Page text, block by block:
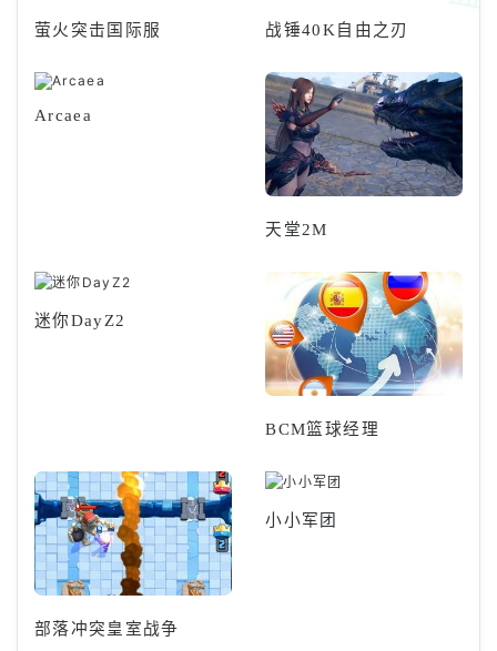
萤火突击国际服 战锤40K自由之刃
Arcaea
天堂2M
迷你DayZ2
BCM篮球经理
部落冲突皇室战争
小小军团